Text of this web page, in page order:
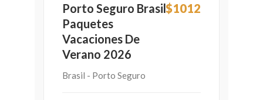
Porto Seguro Brasil
Paquetes
Vacaciones De
Verano 2026
$1012
Brasil - Porto Seguro